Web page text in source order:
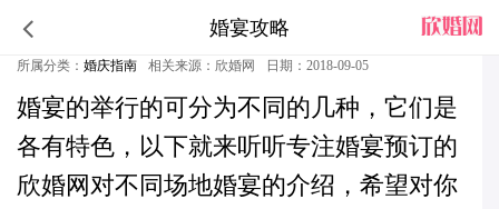
婚宴攻略
不同场地举行的婚宴有不同的特色
所属分类： 婚庆指南 相关来源：欣婚网 日期：2018-09-05
婚宴的举行的可分为不同的几种，它们是
各有特色， 以下就来听听专注婚宴预订的
欣婚网对不同场地婚宴的介绍，希望对你